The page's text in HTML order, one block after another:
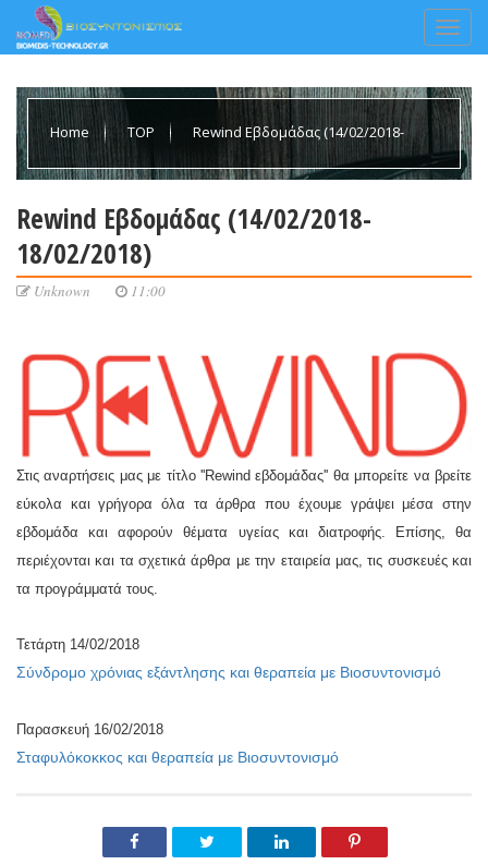
Home TOP Rewind Εβδομάδας (14/02/2018-
Rewind Εβδομάδας (14/02/2018-
18/02/2018)
Unknown 11:00
Στις αναρτήσεις μας με τίτλο ''Rewind εβδομάδας'' θα μπορείτε να βρείτε
εύκολα και γρήγορα όλα τα άρθρα που έχουμε γράψει μέσα στην
εβδομάδα και αφορούν θέματα υγείας και διατροφής. Επίσης, θα
περιέχονται και τα σχετικά άρθρα με την εταιρεία μας, τις συσκευές και
τα προγράμματά τους.
Τετάρτη 14/02/2018
Σύνδρομο χρόνιας εξάντλησης και θεραπεία με Βιοσυντονισμό
Παρασκευή 16/02/2018
Σταφυλόκοκκος και θεραπεία με Βιοσυντονισμό